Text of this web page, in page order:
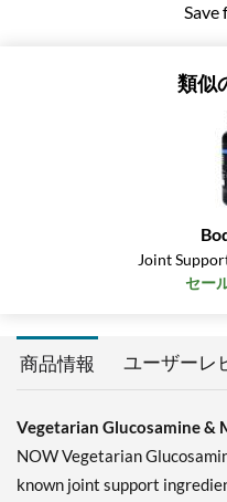
Save
類似
Joint
セー
商品情報 ユーザーレ
Vegetarian Glucosamine &
NOW Vegetarian
known joint support